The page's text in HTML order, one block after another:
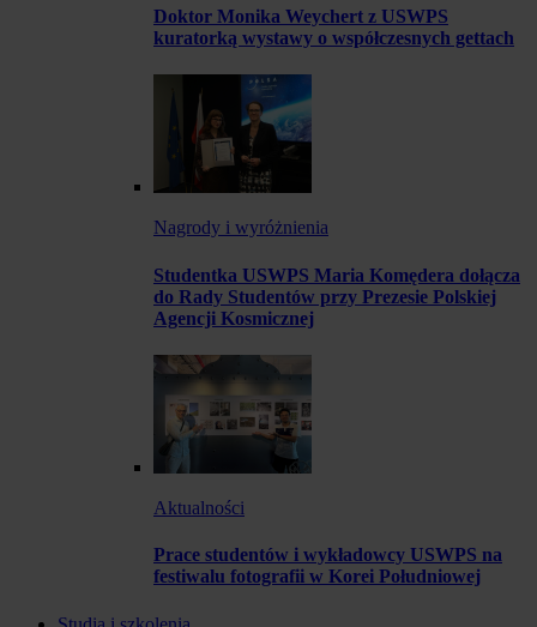
Doktor Monika Weychert z USWPS
kuratorką wystawy o współczesnych gettach
Nagrody i wyróżnienia
Studentka USWPS Maria Komędera dołącza
do Rady Studentów przy Prezesie Polskiej
Agencji Kosmicznej
Aktualności
Prace studentów i wykładowcy USWPS na
festiwalu fotografii w Korei Południowej